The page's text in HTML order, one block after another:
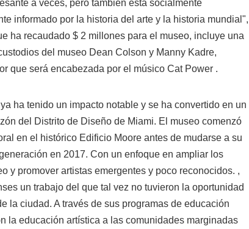
a veces, pero también está socialmente
informado por la historia del arte y la historia mundial",
ha recaudado $ 2 millones para el museo, incluye una
del museo Dean Colson y Manny Kadre,
que será encabezada por el músico Cat Power .
ha tenido un impacto notable y se ha convertido en un
del Distrito de Diseño de Miami. El museo comenzó
en el histórico Edificio Moore antes de mudarse a su
en 2017. Con un enfoque en ampliar los
y promover artistas emergentes y poco reconocidos. ,
un trabajo del que tal vez no tuvieron la oportunidad
la ciudad. A través de sus programas de educación
la educación artística a las comunidades marginadas